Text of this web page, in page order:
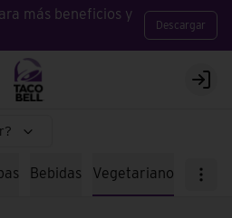
más beneficios y
Descargar
Login
Bebidas Vegetariano